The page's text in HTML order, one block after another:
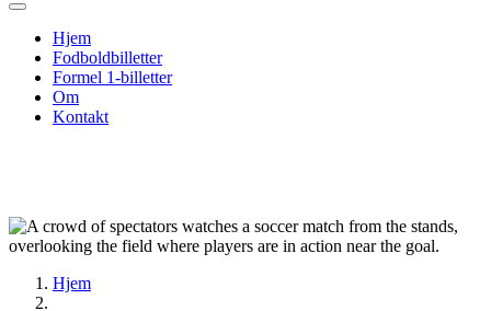
Hjem
Fodboldbilletter
Formel 1-billetter
Om
Kontakt
Hjem